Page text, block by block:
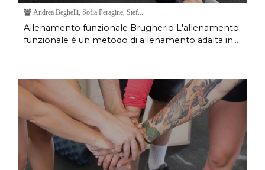
Andrea Beghelli, Sofia Peragine, Stef...
Allenamento funzionale Brugherio L'allenamento
funzionale è un metodo di allenamento adalta in...